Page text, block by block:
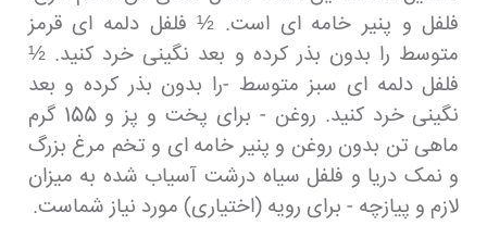
فلفل و پنیر خامه ای است. ½ فلفل دلمه ای قرمز
متوسط را بدون بذر کرده و بعد نگینی خرد کنید. ½
فلفل دلمه ای سبز متوسط -را بدون بذر کرده و بعد
نگینی خرد کنید. روغن - برای پخت و پز و 155 گرم
ماهی تن بدون روغن و پنیر خامه ای و تخم مرغ بزرگ
و نمک دریا و فلفل سیاه درشت آسیاب شده به میزان
لازم و پیازچه - برای رویه (اختیاری) مورد نیاز شماست.